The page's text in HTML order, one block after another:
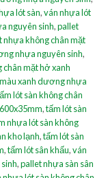
lót sàn,ván nhựa lót
nguyên sinh,pallet
nhựa không chân mặt
nhựa nguyên sinh,
mặt hở xanh
xanh dương nhựa
lót sàn không chân
,tấm lót sàn
nhựa lót sàn không
kho lạnh,tấm lót sàn
,tấm lót sân khấu,ván
,pallet nhựa sàn sân